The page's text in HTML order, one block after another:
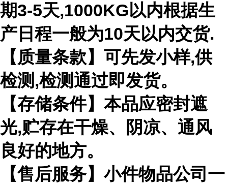
期3-5天,1000KG以内根据生
产日程一般为10天以内交货.
【质量条款】可先发小样,供
检测,检测通过即发货。
【存储条件】本品应密封遮
光,贮存在干燥、阴凉、通风
良好的地方。
【售后服务】小件物品公司一